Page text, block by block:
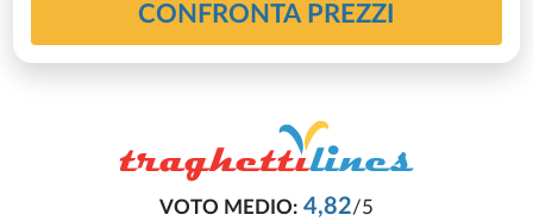
CONFRONTA PREZZI
VOTO MEDIO: 4,82 /5